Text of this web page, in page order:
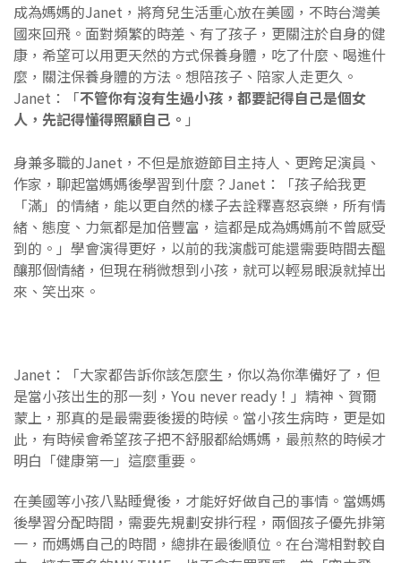
成為媽媽的Janet，將育兒生活重心放在美國，不時台灣美
國來回飛。面對頻繁的時差、有了孩子，更關注於自身的健
康，希望可以用更天然的方式保養身體，吃了什麼、喝進什
麼，關注保養身體的方法。想陪孩子、陪家人走更久。
Janet：「不管你有沒有生過小孩，都要記得自己是個女
人，先記得懂得照顧自己。 」
身兼多職的Janet，不但是旅遊節目主持人、更跨足演員、
作家，聊起當媽媽後學習到什麼？Janet：「孩子給我更
「滿」的情緒，能以更自然的樣子去詮釋喜怒哀樂，所有情
緒、態度、力氣都是加倍豐富，這都是成為媽媽前不曾感受
到的。」學會演得更好，以前的我演戲可能還需要時間去醞
釀那個情緒，但現在稍微想到小孩，就可以輕易眼淚就掉出
來、笑出來。
Janet：「大家都告訴你該怎麼生，你以為你準備好了，但
是當小孩出生的那一刻，You never ready！」精神、賀爾
蒙上，那真的是最需要後援的時候。當小孩生病時，更是如
此，有時候會希望孩子把不舒服都給媽媽，最煎熬的時候才
明白「健康第一」這麼重要。
在美國等小孩八點睡覺後，才能好好做自己的事情。當媽媽
後學習分配時間，需要先規劃安排行程，兩個孩子優先排第
一，而媽媽自己的時間，總排在最後順位。在台灣相對較自